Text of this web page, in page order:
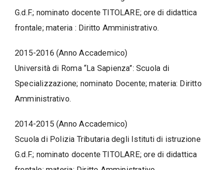
G.d.F.; nominato docente TITOLARE; ore di didattica
frontale; materia : Diritto Amministrativo.
2015-2016 (Anno Accademico)
Università di Roma “La Sapienza”: Scuola di
Specializzazione; nominato Docente; materia: Diritto
Amministrativo.
2014-2015 (Anno Accademico)
Scuola di Polizia Tributaria degli Istituti di istruzione
G.d.F.; nominato docente TITOLARE; ore di didattica